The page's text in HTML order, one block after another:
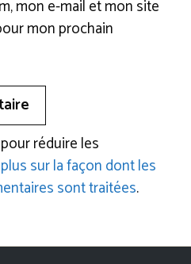
mon e-mail et mon site
mon prochain
réduire les
sur la façon dont les
sont traitées.